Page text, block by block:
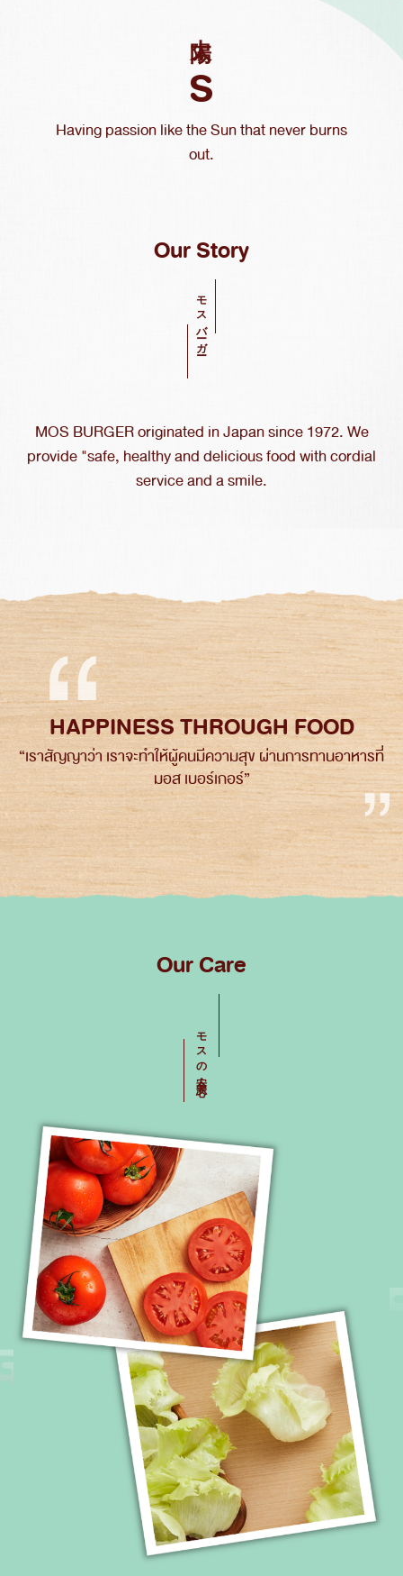
S
Having passion like the Sun that never burns
out.
Our Story
モスバーガー
MOS BURGER originated in Japan since 1972. We
provide "safe, healthy and delicious food with cordial
service and a smile.
HAPPINESS THROUGH FOOD
“เราสัญญาว่า เราจะทำให้ผู้คนมีความสุข ผ่านการทานอาหารที่
มอส เบอร์เกอร์”
Our Care
モスの安全・安心